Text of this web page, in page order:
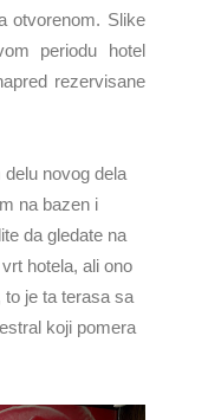
otvorenom. Slike
periodu hotel
rezervisane
novog dela
na bazen i
da gledate na
hotela, ali ono
je ta terasa sa
koji pomera